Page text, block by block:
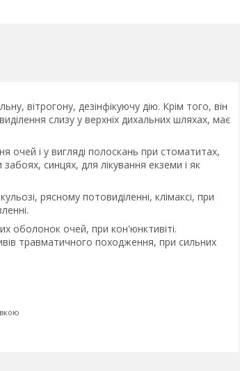
вітрогону, дезінфікуючу дію. Крім того, він
слизу у верхніх дихальних шляхах, має
очей і у вигляді полоскань при стоматитах,
синцях, для лікування екземи і як
рясному потовиділенні, клімаксі, при
оболонок очей, при кон'юнктивіті.
травматичного походження, при сильних